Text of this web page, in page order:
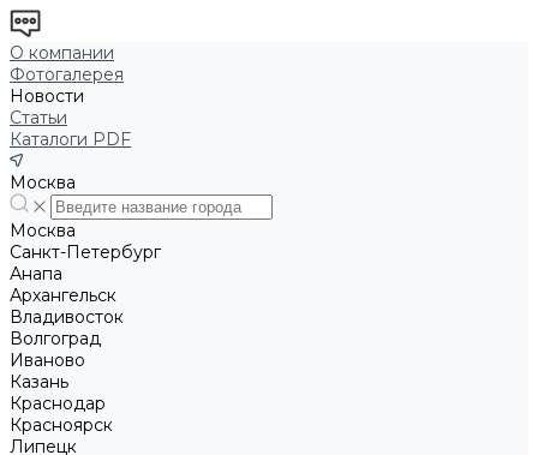
О компании
Фотогалерея
Новости
Статьи
Каталоги PDF
Москва
Москва
Санкт-Петербург
Анапа
Архангельск
Владивосток
Волгоград
Иваново
Казань
Краснодар
Красноярск
Липецк